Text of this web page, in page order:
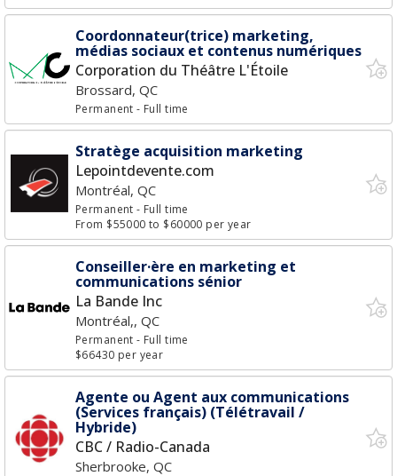
Coordonnateur(trice) marketing,
médias sociaux et contenus numériques
Corporation du Théâtre L'Étoile
Brossard, QC
Permanent- Full time
Stratège acquisition marketing
Lepointdevente.com
Montréal, QC
Permanent- Full time
From $55000 to $60000 per year
Conseiller·ère en marketing et
communications sénior
La Bande Inc
Montréal,, QC
Permanent- Full time
$66430 per year
Agente ou Agent aux communications
(Services français) (Télétravail /
Hybride)
CBC / Radio-Canada
Sherbrooke, QC